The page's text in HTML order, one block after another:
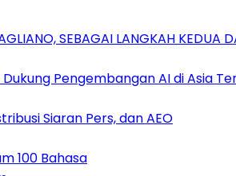
SEBAGAI LANGKAH KEDUA
Pengembangan AI di Asia
Siaran Pers, dan AEO
100 Bahasa